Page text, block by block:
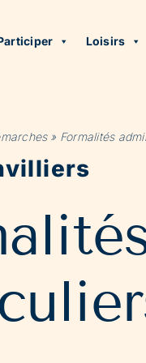
Loisirs
» Formalités